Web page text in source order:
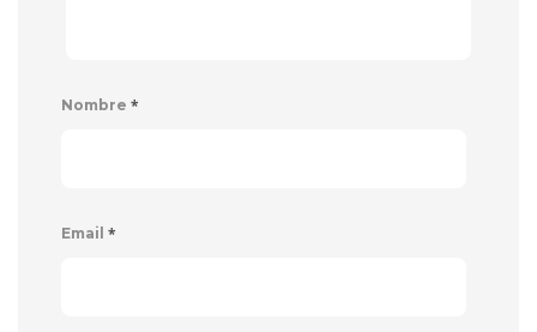
Nombre *
Email *